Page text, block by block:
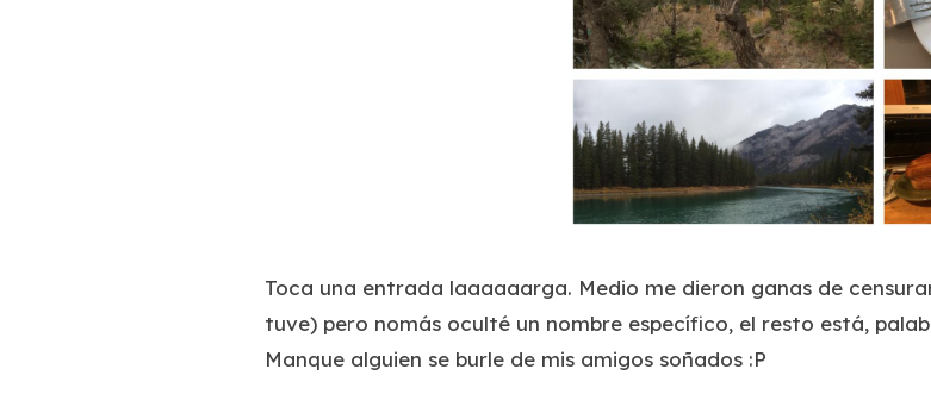
Toca una entrada laaaaaarga. Medio me dieron ganas de
tuve) pero nomás oculté un nombre específico, el resto está,
Manque alguien se burle de mis amigos soñados :P